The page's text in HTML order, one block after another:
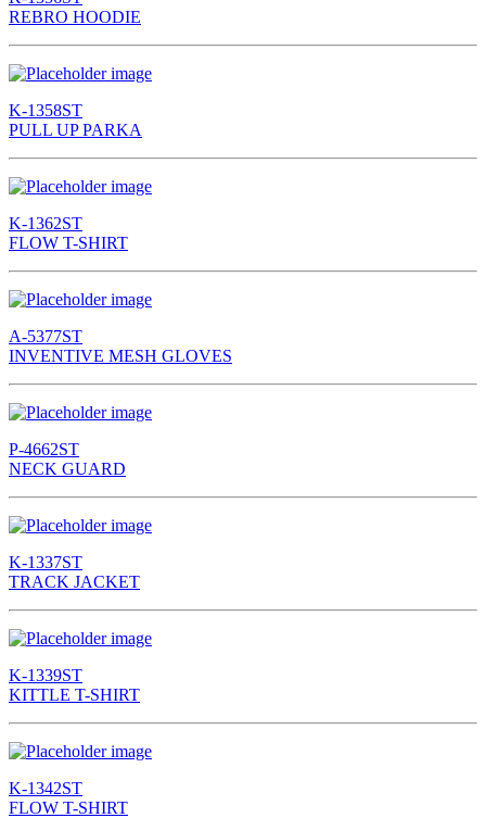
REBRO HOODIE
K-1358ST
PULL UP PARKA
K-1362ST
FLOW T-SHIRT
A-5377ST
INVENTIVE MESH GLOVES
P-4662ST
NECK GUARD
K-1337ST
TRACK JACKET
K-1339ST
KITTLE T-SHIRT
K-1342ST
FLOW T-SHIRT